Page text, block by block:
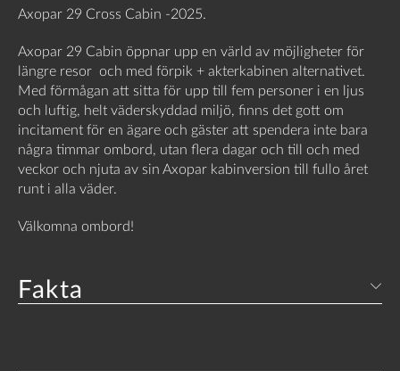
Axopar 29 Cross Cabin -2025.
Axopar 29 Cabin öppnar upp en värld av möjligheter för
längre resor och med förpik + akterkabinen alternativet.
Med förmågan att sitta för upp till fem personer i en ljus
och luftig, helt väderskyddad miljö, finns det gott om
incitament för en ägare och gäster att spendera inte bara
några timmar ombord, utan flera dagar och till och med
veckor och njuta av sin Axopar kabinversion till fullo året
runt i alla väder.
Välkomna ombord!
Fakta